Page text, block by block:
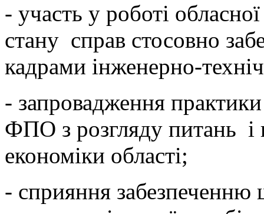
- участь у роботі
стану справ стосовно
кадрами інженерно-
- запровадження
ФПО з розгляду питань і
економіки області;
- сприяння забезпеченню